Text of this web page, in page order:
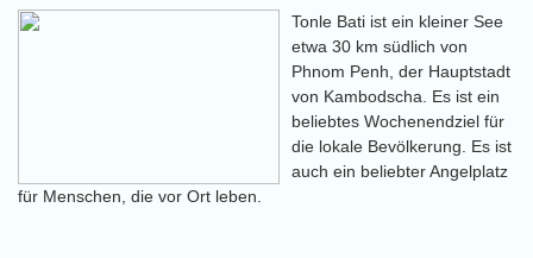
Tonle Bati ist ein kleiner See
etwa 30 km südlich von
Phnom Penh, der Hauptstadt
von Kambodscha. Es ist ein
beliebtes Wochenendziel für
die lokale Bevölkerung. Es ist
auch ein beliebter Angelplatz
für Menschen, die vor Ort leben.